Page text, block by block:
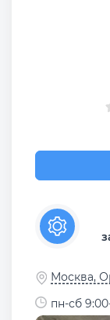
Москва,
пн-сб